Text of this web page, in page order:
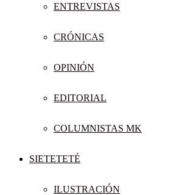
ENTREVISTAS
CRÓNICAS
OPINIÓN
EDITORIAL
COLUMNISTAS MK
SIETETETÉ
ILUSTRACIÓN